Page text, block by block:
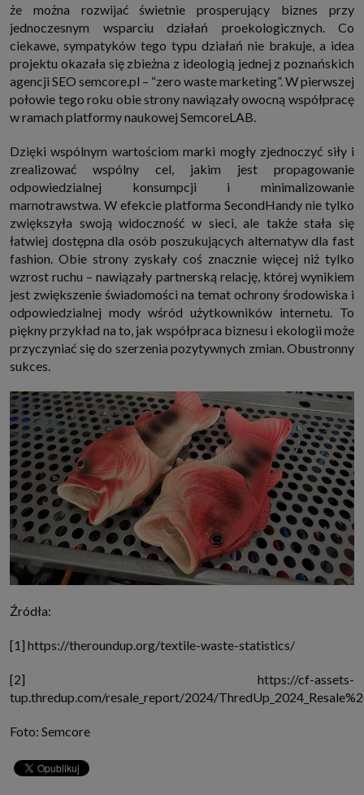
że można rozwijać świetnie prosperujący biznes przy
jednoczesnym wsparciu działań proekologicznych. Co
ciekawe, sympatyków tego typu działań nie brakuje, a idea
projektu okazała się zbieżna z ideologią jednej z poznańskich
agencji SEO semcore.pl – “zero waste marketing”. W pierwszej
połowie tego roku obie strony nawiązały owocną współpracę
w ramach platformy naukowej SemcoreLAB.
Dzięki wspólnym wartościom marki mogły zjednoczyć siły i
zrealizować wspólny cel, jakim jest propagowanie
odpowiedzialnej konsumpcji i minimalizowanie
marnotrawstwa. W efekcie platforma SecondHandy nie tylko
zwiększyła swoją widoczność w sieci, ale także stała się
łatwiej dostępna dla osób poszukujących alternatyw dla fast
fashion. Obie strony zyskały coś znacznie więcej niż tylko
wzrost ruchu – nawiązały partnerską relację, której wynikiem
jest zwiększenie świadomości na temat ochrony środowiska i
odpowiedzialnej mody wśród użytkowników internetu. To
piękny przykład na to, jak współpraca biznesu i ekologii może
przyczyniać się do szerzenia pozytywnych zmian. Obustronny
sukces.
Źródła:
[1] https://theroundup.org/textile-waste-statistics/
[2] https://cf-assets-
tup.thredup.com/resale_report/2024/
Foto: Semcore